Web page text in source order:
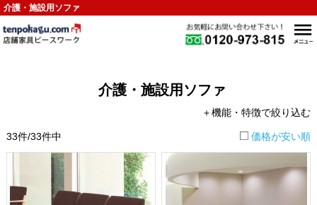
介護・施設用ソファ
介護・施設用ソファ
＋機能・特徴で絞り込む
33件/33件中 価格が安い順